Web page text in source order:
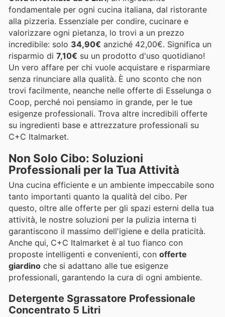
fondamentale per ogni cucina italiana, dal ristorante
alla pizzeria. Essenziale per condire, cucinare e
valorizzare ogni pietanza, lo trovi a un prezzo
incredibile: solo 34,90€ anziché 42,00€. Significa un
risparmio di 7,10€ su un prodotto d'uso quotidiano!
Un vero affare per chi vuole acquistare e risparmiare
senza rinunciare alla qualità. È uno sconto che non
trovi facilmente, neanche nelle offerte di Esselunga o
Coop, perché noi pensiamo in grande, per le tue
esigenze professionali. Trova altre incredibili offerte
su ingredienti base e attrezzature professionali su
C+C Italmarket.
Non Solo Cibo: Soluzioni
Professionali per la Tua Attività
Una cucina efficiente e un ambiente impeccabile sono
tanto importanti quanto la qualità del cibo. Per
questo, oltre alle offerte per gli spazi esterni della tua
attività, le nostre soluzioni per la pulizia interna ti
garantiscono il massimo dell'igiene e della praticità.
Anche qui, C+C Italmarket è al tuo fianco con
proposte intelligenti e convenienti, con offerte
giardino che si adattano alle tue esigenze
professionali, garantendo la cura di ogni ambiente.
Detergente Sgrassatore Professionale
Concentrato 5 Litri